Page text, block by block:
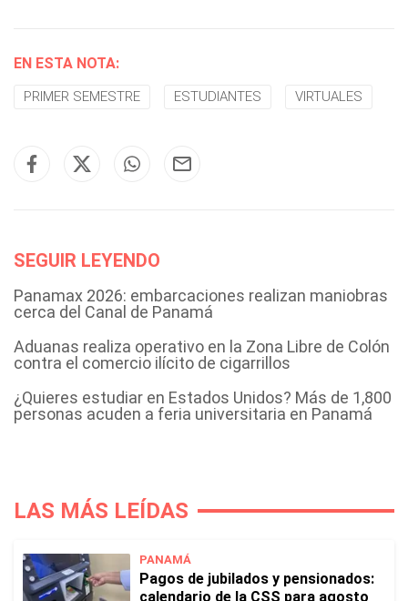
EN ESTA NOTA:
PRIMER SEMESTRE ESTUDIANTES VIRTUALES
SEGUIR LEYENDO
Panamax 2026: embarcaciones realizan maniobras
cerca del Canal de Panamá
Aduanas realiza operativo en la Zona Libre de Colón
contra el comercio ilícito de cigarrillos
¿Quieres estudiar en Estados Unidos? Más de 1,800
personas acuden a feria universitaria en Panamá
LAS MÁS LEÍDAS
PANAMÁ
Pagos de jubilados y pensionados:
calendario de la CSS para agosto